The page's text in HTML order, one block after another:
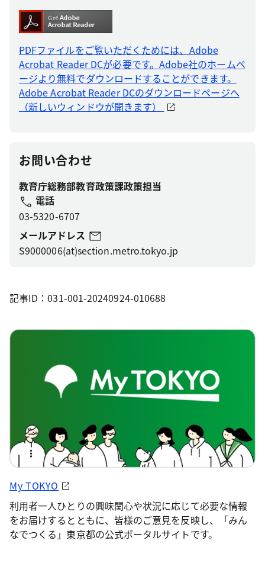
PDFファイルをご覧いただくためには、Adobe
Acrobat Reader DCが必要です。Adobe社のホームペ
ージより無料でダウンロードすることができます。
Adobe Acrobat Reader DCのダウンロードページへ
（新しいウィンドウが開きます）
お問い合わせ
教育庁総務部教育政策課政策担当
電話
03-5320-6707
メールアドレス
S9000006(at)section.metro.tokyo.jp
記事ID：031-001-20240924-010688
My TOKYO
利用者一人ひとりの興味関心や状況に応じて必要な情報
をお届けするとともに、皆様のご意見を反映し、「みん
なでつくる」東京都の公式ポータルサイトです。